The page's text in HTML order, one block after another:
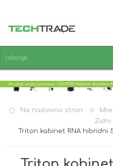
PRIJAVA
Na naslovno stran
Zidni
Triton kabinet RNA hibridni